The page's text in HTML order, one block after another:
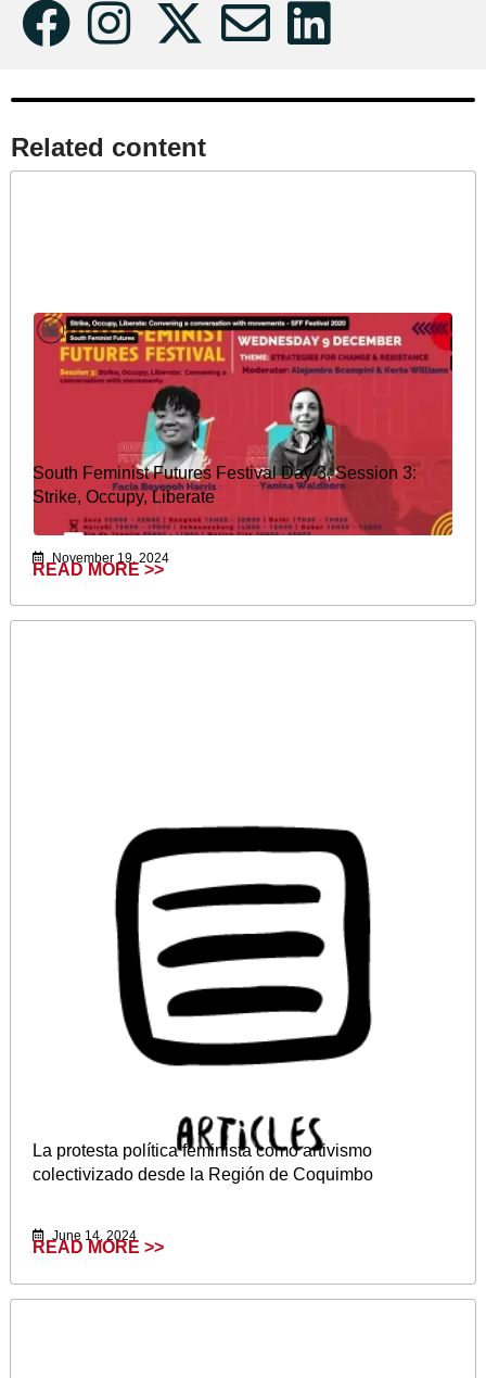
Related content​
South Feminist Futures Festival Day 3, Session 3:
Strike, Occupy, Liberate
November 19, 2024
READ MORE >>
La protesta política feminista como artivismo
colectivizado desde la Región de Coquimbo
June 14, 2024
READ MORE >>